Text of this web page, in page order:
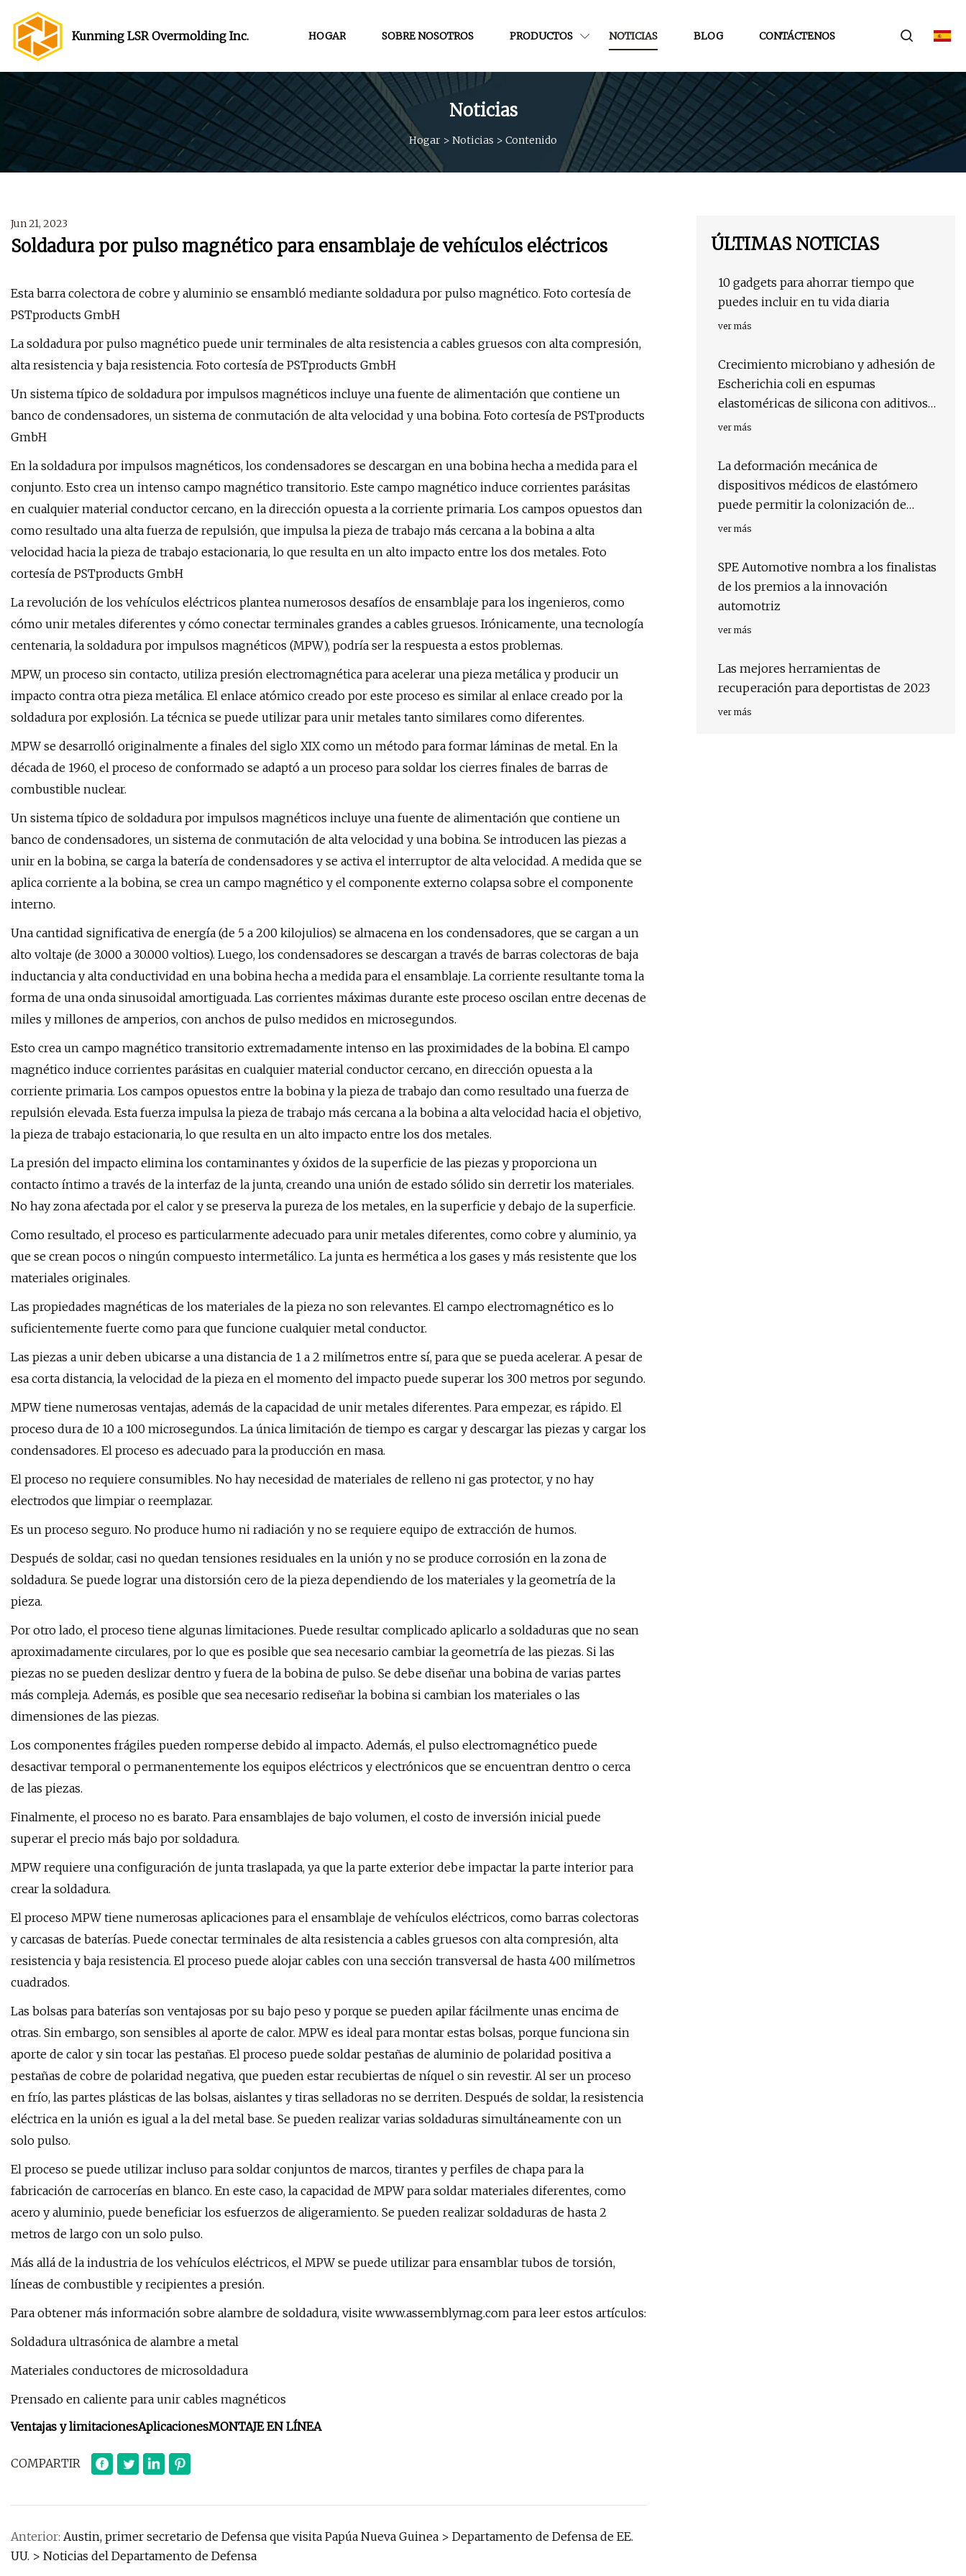
Kunming LSR Overmolding Inc. HOGAR SOBRE NOSOTROS PRODUCTOS NOTICIAS BLOG CONTÁCTENOS
Noticias
Hogar > Noticias > Contenido
Jun 21, 2023
Soldadura por pulso magnético para ensamblaje de vehículos eléctricos
Esta barra colectora de cobre y aluminio se ensambló mediante soldadura por pulso magnético. Foto cortesía de
PSTproducts GmbH
La soldadura por pulso magnético puede unir terminales de alta resistencia a cables gruesos con alta compresión,
alta resistencia y baja resistencia. Foto cortesía de PSTproducts GmbH
Un sistema típico de soldadura por impulsos magnéticos incluye una fuente de alimentación que contiene un
banco de condensadores, un sistema de conmutación de alta velocidad y una bobina. Foto cortesía de PSTproducts
GmbH
En la soldadura por impulsos magnéticos, los condensadores se descargan en una bobina hecha a medida para el
conjunto. Esto crea un intenso campo magnético transitorio. Este campo magnético induce corrientes parásitas
en cualquier material conductor cercano, en la dirección opuesta a la corriente primaria. Los campos opuestos dan
como resultado una alta fuerza de repulsión, que impulsa la pieza de trabajo más cercana a la bobina a alta
velocidad hacia la pieza de trabajo estacionaria, lo que resulta en un alto impacto entre los dos metales. Foto
cortesía de PSTproducts GmbH
La revolución de los vehículos eléctricos plantea numerosos desafíos de ensamblaje para los ingenieros, como
cómo unir metales diferentes y cómo conectar terminales grandes a cables gruesos. Irónicamente, una tecnología
centenaria, la soldadura por impulsos magnéticos (MPW), podría ser la respuesta a estos problemas.
MPW, un proceso sin contacto, utiliza presión electromagnética para acelerar una pieza metálica y producir un
impacto contra otra pieza metálica. El enlace atómico creado por este proceso es similar al enlace creado por la
soldadura por explosión. La técnica se puede utilizar para unir metales tanto similares como diferentes.
MPW se desarrolló originalmente a finales del siglo XIX como un método para formar láminas de metal. En la
década de 1960, el proceso de conformado se adaptó a un proceso para soldar los cierres finales de barras de
combustible nuclear.
Un sistema típico de soldadura por impulsos magnéticos incluye una fuente de alimentación que contiene un
banco de condensadores, un sistema de conmutación de alta velocidad y una bobina. Se introducen las piezas a
unir en la bobina, se carga la batería de condensadores y se activa el interruptor de alta velocidad. A medida que se
aplica corriente a la bobina, se crea un campo magnético y el componente externo colapsa sobre el componente
interno.
Una cantidad significativa de energía (de 5 a 200 kilojulios) se almacena en los condensadores, que se cargan a un
alto voltaje (de 3.000 a 30.000 voltios). Luego, los condensadores se descargan a través de barras colectoras de baja
inductancia y alta conductividad en una bobina hecha a medida para el ensamblaje. La corriente resultante toma la
forma de una onda sinusoidal amortiguada. Las corrientes máximas durante este proceso oscilan entre decenas de
miles y millones de amperios, con anchos de pulso medidos en microsegundos.
Esto crea un campo magnético transitorio extremadamente intenso en las proximidades de la bobina. El campo
magnético induce corrientes parásitas en cualquier material conductor cercano, en dirección opuesta a la
corriente primaria. Los campos opuestos entre la bobina y la pieza de trabajo dan como resultado una fuerza de
repulsión elevada. Esta fuerza impulsa la pieza de trabajo más cercana a la bobina a alta velocidad hacia el objetivo,
la pieza de trabajo estacionaria, lo que resulta en un alto impacto entre los dos metales.
La presión del impacto elimina los contaminantes y óxidos de la superficie de las piezas y proporciona un
contacto íntimo a través de la interfaz de la junta, creando una unión de estado sólido sin derretir los materiales.
No hay zona afectada por el calor y se preserva la pureza de los metales, en la superficie y debajo de la superficie.
Como resultado, el proceso es particularmente adecuado para unir metales diferentes, como cobre y aluminio, ya
que se crean pocos o ningún compuesto intermetálico. La junta es hermética a los gases y más resistente que los
materiales originales.
Las propiedades magnéticas de los materiales de la pieza no son relevantes. El campo electromagnético es lo
suficientemente fuerte como para que funcione cualquier metal conductor.
Las piezas a unir deben ubicarse a una distancia de 1 a 2 milímetros entre sí, para que se pueda acelerar. A pesar de
esa corta distancia, la velocidad de la pieza en el momento del impacto puede superar los 300 metros por segundo.
MPW tiene numerosas ventajas, además de la capacidad de unir metales diferentes. Para empezar, es rápido. El
proceso dura de 10 a 100 microsegundos. La única limitación de tiempo es cargar y descargar las piezas y cargar los
condensadores. El proceso es adecuado para la producción en masa.
El proceso no requiere consumibles. No hay necesidad de materiales de relleno ni gas protector, y no hay
electrodos que limpiar o reemplazar.
Es un proceso seguro. No produce humo ni radiación y no se requiere equipo de extracción de humos.
Después de soldar, casi no quedan tensiones residuales en la unión y no se produce corrosión en la zona de
soldadura. Se puede lograr una distorsión cero de la pieza dependiendo de los materiales y la geometría de la
pieza.
Por otro lado, el proceso tiene algunas limitaciones. Puede resultar complicado aplicarlo a soldaduras que no sean
aproximadamente circulares, por lo que es posible que sea necesario cambiar la geometría de las piezas. Si las
piezas no se pueden deslizar dentro y fuera de la bobina de pulso. Se debe diseñar una bobina de varias partes
más compleja. Además, es posible que sea necesario rediseñar la bobina si cambian los materiales o las
dimensiones de las piezas.
Los componentes frágiles pueden romperse debido al impacto. Además, el pulso electromagnético puede
desactivar temporal o permanentemente los equipos eléctricos y electrónicos que se encuentran dentro o cerca
de las piezas.
Finalmente, el proceso no es barato. Para ensamblajes de bajo volumen, el costo de inversión inicial puede
superar el precio más bajo por soldadura.
MPW requiere una configuración de junta traslapada, ya que la parte exterior debe impactar la parte interior para
crear la soldadura.
El proceso MPW tiene numerosas aplicaciones para el ensamblaje de vehículos eléctricos, como barras colectoras
y carcasas de baterías. Puede conectar terminales de alta resistencia a cables gruesos con alta compresión, alta
resistencia y baja resistencia. El proceso puede alojar cables con una sección transversal de hasta 400 milímetros
cuadrados.
Las bolsas para baterías son ventajosas por su bajo peso y porque se pueden apilar fácilmente unas encima de
otras. Sin embargo, son sensibles al aporte de calor. MPW es ideal para montar estas bolsas, porque funciona sin
aporte de calor y sin tocar las pestañas. El proceso puede soldar pestañas de aluminio de polaridad positiva a
pestañas de cobre de polaridad negativa, que pueden estar recubiertas de níquel o sin revestir. Al ser un proceso
en frío, las partes plásticas de las bolsas, aislantes y tiras selladoras no se derriten. Después de soldar, la resistencia
eléctrica en la unión es igual a la del metal base. Se pueden realizar varias soldaduras simultáneamente con un
solo pulso.
El proceso se puede utilizar incluso para soldar conjuntos de marcos, tirantes y perfiles de chapa para la
fabricación de carrocerías en blanco. En este caso, la capacidad de MPW para soldar materiales diferentes, como
acero y aluminio, puede beneficiar los esfuerzos de aligeramiento. Se pueden realizar soldaduras de hasta 2
metros de largo con un solo pulso.
Más allá de la industria de los vehículos eléctricos, el MPW se puede utilizar para ensamblar tubos de torsión,
líneas de combustible y recipientes a presión.
Para obtener más información sobre alambre de soldadura, visite www.assemblymag.com para leer estos artículos:
Soldadura ultrasónica de alambre a metal
Materiales conductores de microsoldadura
Prensado en caliente para unir cables magnéticos
Ventajas y limitacionesAplicacionesMONTAJE EN LÍNEA
COMPARTIR
Anterior: Austin, primer secretario de Defensa que visita Papúa Nueva Guinea > Departamento de Defensa de EE.
UU. > Noticias del Departamento de Defensa
ÚLTIMAS NOTICIAS
10 gadgets para ahorrar tiempo que
puedes incluir en tu vida diaria
ver más
Crecimiento microbiano y adhesión de
Escherichia coli en espumas
elastoméricas de silicona con aditivos
de uso común.
ver más
La deformación mecánica de
dispositivos médicos de elastómero
puede permitir la colonización de
superficies microbianas
ver más
SPE Automotive nombra a los finalistas
de los premios a la innovación
automotriz
ver más
Las mejores herramientas de
recuperación para deportistas de 2023
ver más